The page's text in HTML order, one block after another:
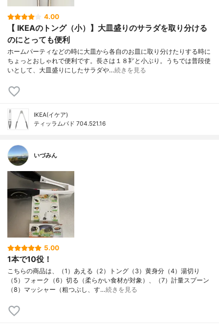
4.00
【 IKEAのトング（小）】大皿盛りのサラダを取り分ける
のにとっても便利
ホームパーティなどの時に大皿から各自のお皿に取り分けたりする時に
ちょっとおしゃれで便利です。長さは１８㌢と小ぶり。うちでは普段使
いとして、大皿盛りにしたサラダや…続きを見る
IKEA(イケア)
ティッラムパド 704.521.16
いづみん
5.00
1本で10役！
こちらの商品は、（1）あえる（2）トング（3）黄身分（4）湯切り
（5）フォーク（6）切る（柔らかい食材が対象）、（7）計量スプーン
（8）マッシャー（粗つぶし、す…続きを見る